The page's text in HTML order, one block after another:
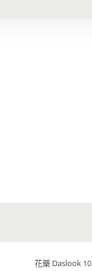
花藥 Daslook